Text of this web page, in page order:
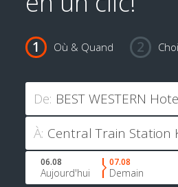
Où & Quand
De:
À:
06.08
Aujourd'hui
07.08
Demain